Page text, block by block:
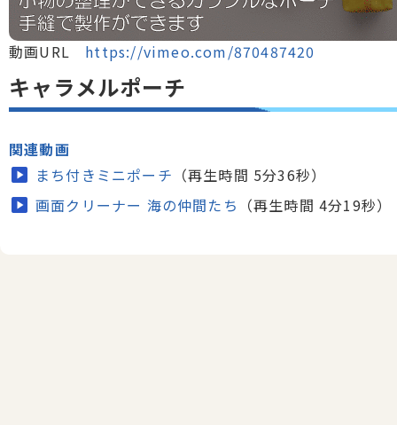
動画URL https://vimeo.com/870487420
キャラメルポーチ
関連動画
まち付きミニポーチ （再生時間 5分36秒）
画面クリーナー 海の仲間たち （再生時間 4分19秒）